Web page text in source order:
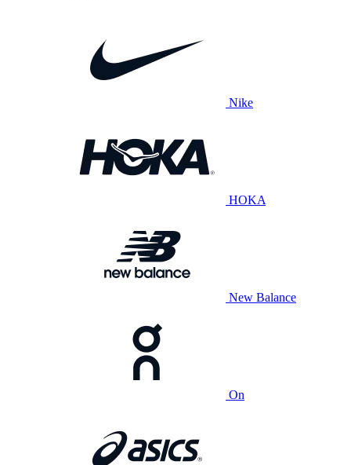
Nike
HOKA
New Balance
On